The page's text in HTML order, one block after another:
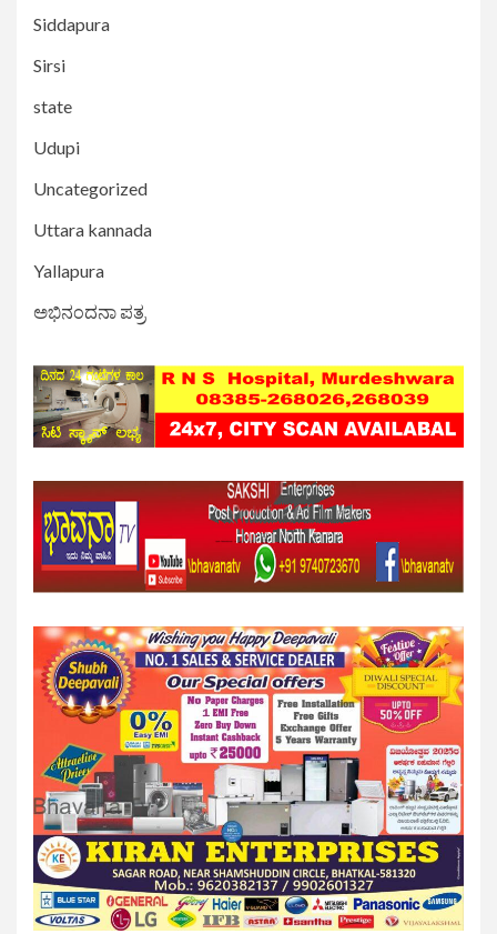
Siddapura
Sirsi
state
Udupi
Uncategorized
Uttara kannada
Yallapura
ಅಭಿನಂದನಾ ಪತ್ರ